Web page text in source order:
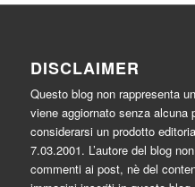
DISCLAIMER
Questo blog non rappresenta
viene aggiornato senza alcuna
considerarsi un prodotto
7.03.2001. L’autore del blog
commenti ai post, nè del